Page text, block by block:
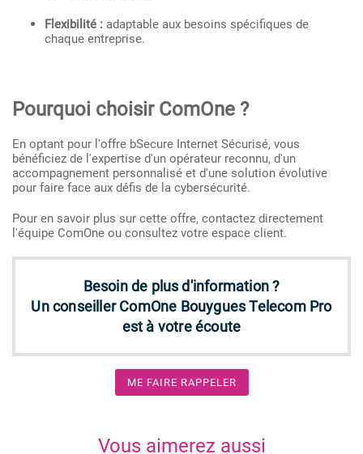
Flexibilité : adaptable aux besoins spécifiques de
chaque entreprise.
Pourquoi choisir ComOne ?
En optant pour l'offre bSecure Internet Sécurisé, vous
bénéficiez de l'expertise d'un opérateur reconnu, d'un
accompagnement personnalisé et d'une solution évolutive
pour faire face aux défis de la cybersécurité.
Pour en savoir plus sur cette offre, contactez directement
l'équipe ComOne ou consultez votre espace client.
Besoin de plus d'information ?
Un conseiller ComOne Bouygues Telecom Pro
est à votre écoute
ME FAIRE RAPPELER
Vous aimerez aussi